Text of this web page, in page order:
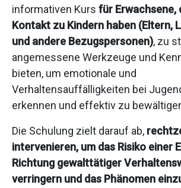
informativen Kurs für Erwachsene,
Kontakt zu Kindern haben (Eltern,
und andere Bezugspersonen), zu
angemessene Werkzeuge und
bieten, um emotionale und
Verhaltensauffälligkeiten bei
erkennen und effektiv zu
Die Schulung zielt darauf ab,
intervenieren, um das Risiko einer
Richtung gewalttätiger
verringern und das Phänomen